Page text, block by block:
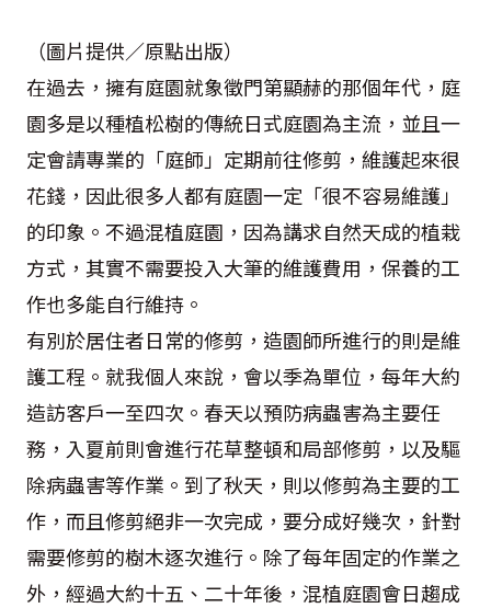
（圖片提供／原點出版）
在過去，擁有庭園就象徵門第顯赫的那個年代，庭
園多是以種植松樹的傳統日式庭園為主流，並且一
定會請專業的「庭師」定期前往修剪，維護起來很
花錢，因此很多人都有庭園一定「很不容易維護」
的印象。不過混植庭園，因為講求自然天成的植栽
方式，其實不需要投入大筆的維護費用，保養的工
作也多能自行維持。
有別於居住者日常的修剪，造園師所進行的則是維
護工程。就我個人來說，會以季為單位，每年大約
造訪客戶一至四次。春天以預防病蟲害為主要任
務，入夏前則會進行花草整頓和局部修剪，以及驅
除病蟲害等作業。到了秋天，則以修剪為主要的工
作，而且修剪絕非一次完成，要分成好幾次，針對
需要修剪的樹木逐次進行。除了每年固定的作業之
外，經過大約十五、二十年後，混植庭園會日趨成